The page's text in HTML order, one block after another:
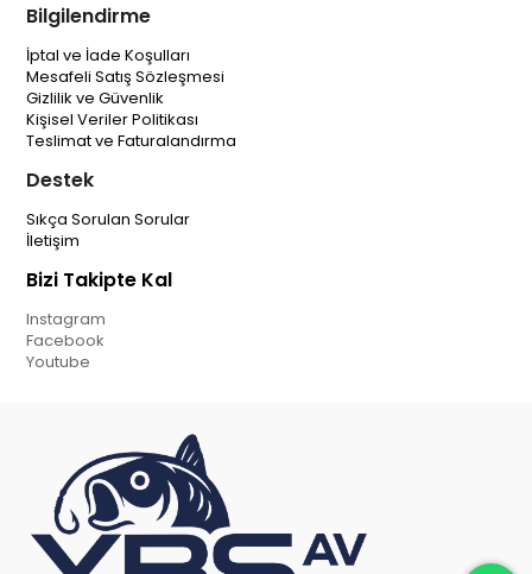
Bilgilendirme
İptal ve İade Koşulları
Mesafeli Satış Sözleşmesi
Gizlilik ve Güvenlik
Kişisel Veriler Politikası
Teslimat ve Faturalandırma
Destek
Sıkça Sorulan Sorular
İletişim
Bizi Takipte Kal
Instagram
Facebook
Youtube